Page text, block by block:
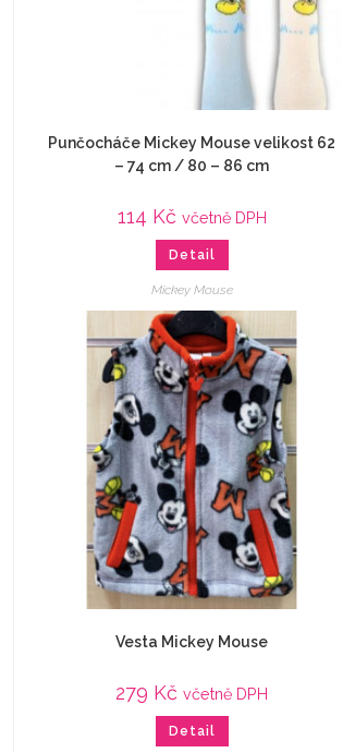
Punčocháče Mickey Mouse velikost 62
– 74 cm / 80 – 86 cm
114 Kč včetně DPH
Detail
Mickey Mouse
Vesta Mickey Mouse
279 Kč včetně DPH
Detail